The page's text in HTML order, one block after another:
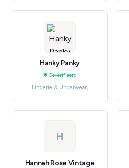
Hanky Panky
Geverifieerd
Lingerie & Underwear,
H
Hannah Rose Vintage